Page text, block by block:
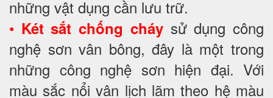
những vật dụng cần lưu trữ.
• Két sắt chống cháysử dụng công
nghệ sơn vân bông, đây là một trong
những công nghệ sơn hiện đại. Với
màu sắc nổi vân lịch lãm theo hệ màu